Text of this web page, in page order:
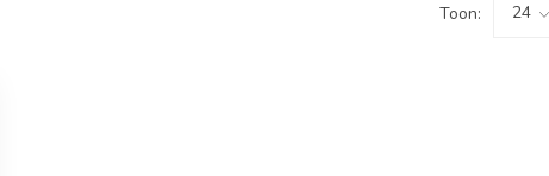
Toon: